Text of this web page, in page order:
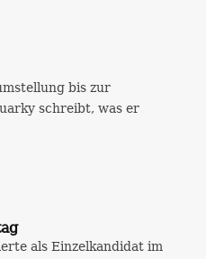
bis zur
schreibt, was er
als Einzelkandidat im